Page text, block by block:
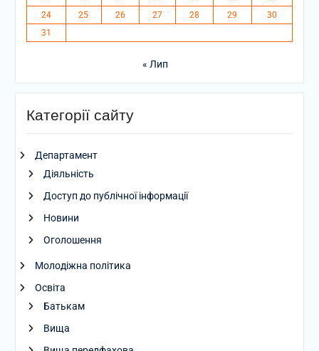
24
25 26 27 28 29
30
31
« Лип
Категорії сайту
Департамент
Діяльність
Доступ до публічної інформації
Новини
Оголошення
Молодіжна політика
Освіта
Батькам
Вища